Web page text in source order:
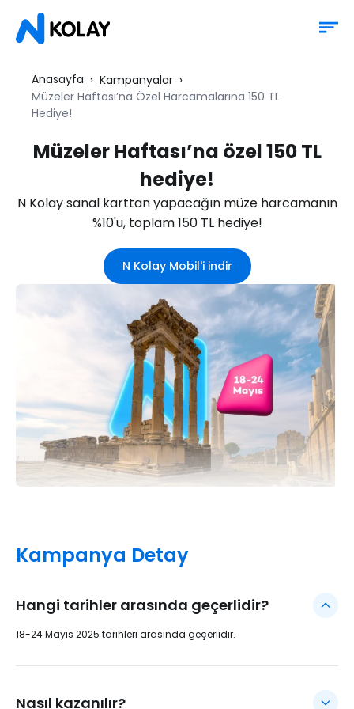
Anasayfa
Kampanyalar
Müzeler Haftası’na Özel Harcamalarına 150 TL
Hediye!
Müzeler Haftası’na özel 150 TL
hediye!
N Kolay sanal karttan yapacağın müze harcamanın
%10'u, toplam 150 TL hediye!
N Kolay Mobil'i indir
Kampanya Detay
Hangi tarihler arasında geçerlidir?
18-24 Mayıs 2025 tarihleri arasında geçerlidir.
Nasıl kazanılır?